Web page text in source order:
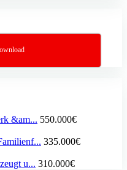
&am... 550.000€
335.000€
u... 310.000€